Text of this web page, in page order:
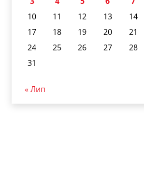
10
11 12 13 14
17
18 19 20 21
24
25 26 27 28
31
« Лип